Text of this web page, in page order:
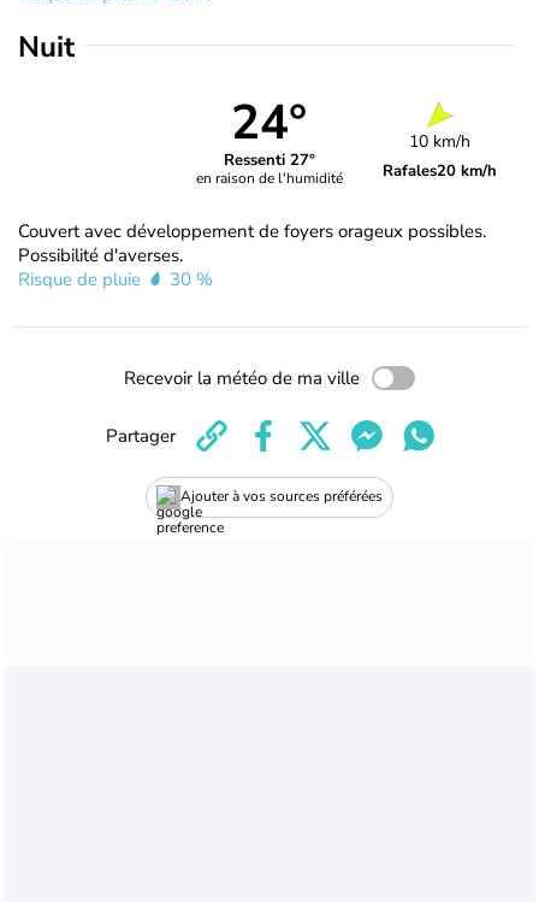
Nuit
24°
Ressenti 27°
en raison de l'humidité
10 km/h
Rafales20 km/h
Couvert avec développement de foyers orageux possibles.
Possibilité d'averses.
Risque de pluie
30 %
Recevoir la météo de ma ville
Ajouter à vos sources préférées
Partager